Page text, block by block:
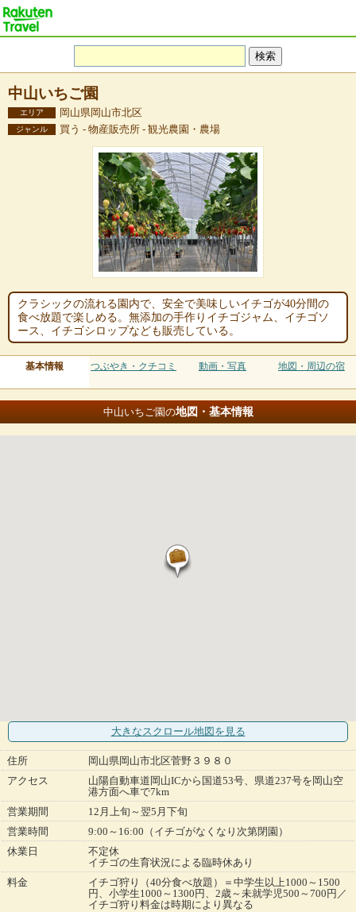
中山いちご園
エリア 岡山県岡山市北区
ジャンル 買う - 物産販売所 - 観光農園・農場
クラシックの流れる園内で、安全で美味しいイチゴが40分間の
食べ放題で楽しめる。無添加の手作りイチゴジャム、イチゴソ
ース、イチゴシロップなども販売している。
基本情報 つぶやき・クチコミ 動画・写真 地図・周辺の宿
中山いちご園の地図・基本情報
大きなスクロール地図 を見る
住所
岡山県岡山市北区菅野３９８０
アクセス
山陽自動車道岡山ICから国道53号、県道237号を岡山空
港方面へ車で7km
営業期間
12月上旬～翌5月下旬
営業時間
9:00～16:00（イチゴがなくなり次第閉園）
休業日
不定休
イチゴの生育状況による臨時休あり
料金
イチゴ狩り（40分食べ放題）＝中学生以上1000～1500
円、小学生1000～1300円、2歳～未就学児500～700円／
イチゴ狩り料金は時期により異なる